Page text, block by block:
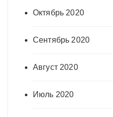
Октябрь 2020
Сентябрь 2020
Август 2020
Июль 2020